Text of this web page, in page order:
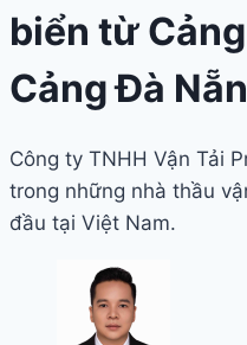
biển từ
Cảng Đà
Công ty TNHH Vận Tải
trong những nhà thầu
đầu tại Việt Nam.